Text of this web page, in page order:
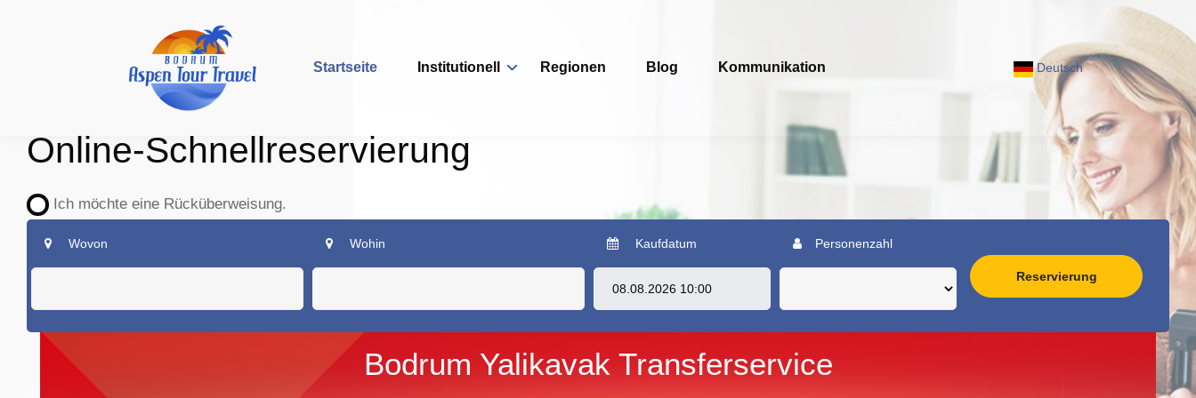
Startseite Institutionell Regionen Blog Kommunikation Deutsch
Online-Schnellreservierung
Ich möchte eine Rücküberweisung.
Wovon Wohin Kaufdatum Personenzahl
Reservierung
Bodrum Yalikavak Transferservice